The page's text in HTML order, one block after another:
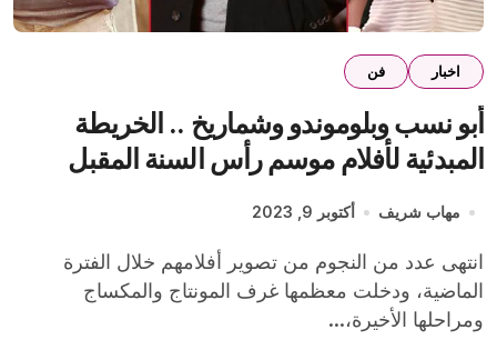
اخبار فن
أبو نسب وبلوموندو وشماريخ .. الخريطة
المبدئية لأفلام موسم رأس السنة المقبل
مهاب شريف أكتوبر 9, 2023
انتهى عدد من النجوم من تصوير أفلامهم خلال الفترة
الماضية، ودخلت معظمها غرف المونتاج والمكساج
ومراحلها الأخيرة،...